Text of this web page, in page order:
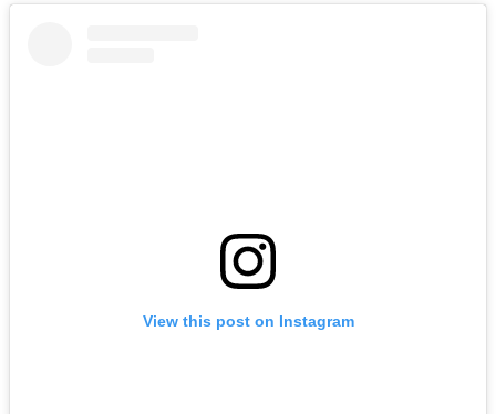
View this post on Instagram